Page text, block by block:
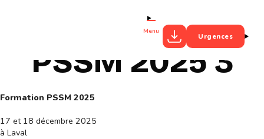
Menu
Urgences
PSSM 2025 3
Formation PSSM 2025
17 et 18 décembre 2025
à Laval